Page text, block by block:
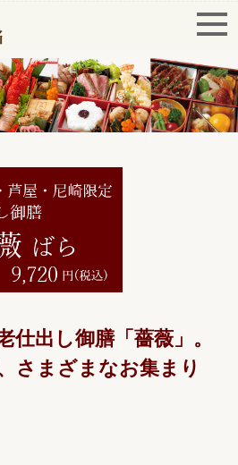
仕出し御膳「薔薇」。
さまざまなお集まり